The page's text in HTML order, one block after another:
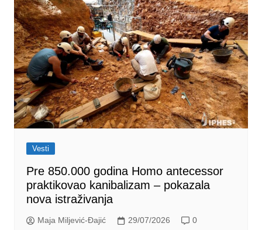
Vesti
Pre 850.000 godina Homo antecessor
praktikovao kanibalizam – pokazala
nova istraživanja
Maja Miljević-Đajić 29/07/2026 0